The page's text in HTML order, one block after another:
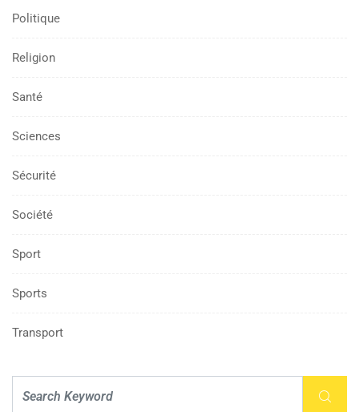
Politique
Religion
Santé
Sciences
Sécurité
Société
Sport
Sports
Transport